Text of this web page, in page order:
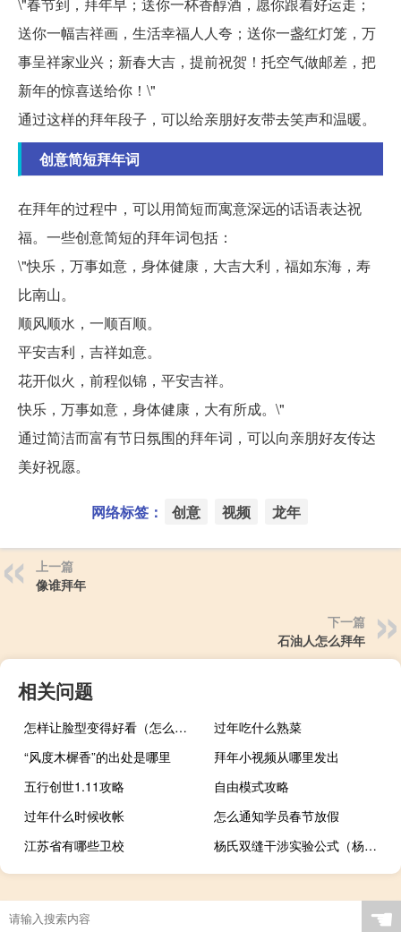
送你一幅吉祥画，生活幸福人人夸；送你一盏红灯笼，万
事呈祥家业兴；新春大吉，提前祝贺！托空气做邮差，把
新年的惊喜送给你！\"
通过这样的拜年段子，可以给亲朋好友带去笑声和温暖。
创意简短拜年词
在拜年的过程中，可以用简短而寓意深远的话语表达祝
福。一些创意简短的拜年词包括：
\"快乐，万事如意，身体健康，大吉大利，福如东海，寿
比南山。
顺风顺水，一顺百顺。
平安吉利，吉祥如意。
花开似火，前程似锦，平安吉祥。
快乐，万事如意，身体健康，大有所成。\"
通过简洁而富有节日氛围的拜年词，可以向亲朋好友传达
美好祝愿。
网络标签： 创意 视频 龙年
上一篇
像谁拜年
下一篇
石油人怎么拜年
相关问题
怎样让脸型变得好看（怎么让脸型变好看）
过年吃什么熟菜
“风度木樨香”的出处是哪里
拜年小视频从哪里发出
五行创世1.11攻略
自由模式攻略
过年什么时候收帐
怎么通知学员春节放假
江苏省有哪些卫校
杨氏双缝干涉实验公式（杨氏双缝干涉实验）
☚